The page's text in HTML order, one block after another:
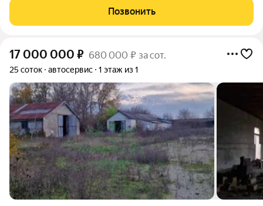
продаже встроенный гараж, площадью 21,1 кв.м. Категория
земель: земли
Позвонить
17 000 000 ₽ 680 000 ₽ за сот.
25 соток автосервис 1 этаж из 1